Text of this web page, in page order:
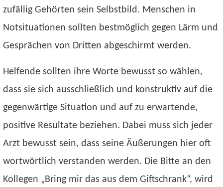
zufällig Gehörten sein Selbstbild. Menschen in
Notsituationen sollten bestmöglich gegen Lärm und
Gesprächen von Dritten abgeschirmt werden.
Helfende sollten ihre Worte bewusst so wählen,
dass sie sich ausschließlich und konstruktiv auf die
gegenwärtige Situation und auf zu erwartende,
positive Resultate beziehen. Dabei muss sich jeder
Arzt bewusst sein, dass seine Äußerungen hier oft
wortwörtlich verstanden werden. Die Bitte an den
Kollegen „Bring mir das aus dem Giftschrank“, wird